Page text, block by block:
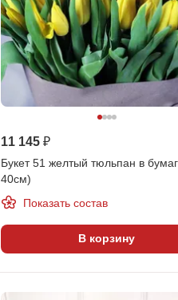
11 145 ₽
Букет 51 желтый тюльпан в
40см)
Показать состав
В корзину